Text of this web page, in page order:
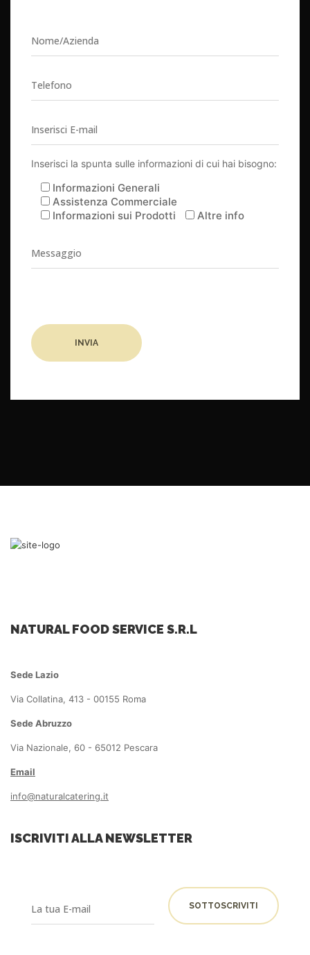
Inserisci la spunta sulle informazioni di cui hai bisogno:
Informazioni Generali
Assistenza Commerciale
Informazioni sui Prodotti
Altre info
NATURAL FOOD SERVICE S.R.L
Sede Lazio
Via Collatina, 413 - 00155 Roma
Sede Abruzzo
Via Nazionale, 60 - 65012 Pescara
Email
info@naturalcatering.it
ISCRIVITI ALLA NEWSLETTER